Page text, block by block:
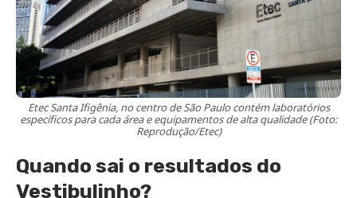
Etec Santa Ifigênia, no centro de São Paulo contém laboratórios
específicos para cada área e equipamentos de alta qualidade (Foto:
Reprodução/Etec)
Quando sai o resultados do
Vestibulinho?